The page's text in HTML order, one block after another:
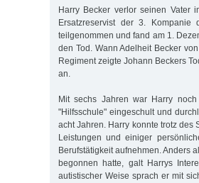
Harry Becker verlor seinen Vater
Ersatzreservist der 3. Kompanie
teilgenommen und fand am 1.
den Tod. Wann Adelheit Becker
Regiment zeigte Johann Beckers
an.
Mit sechs Jahren war Harry
"Hilfsschule" eingeschult und
acht Jahren. Harry konnte trotz
Leistungen und einiger
Berufstätigkeit aufnehmen. Anders
begonnen hatte, galt Harrys
autistischer Weise sprach er mit